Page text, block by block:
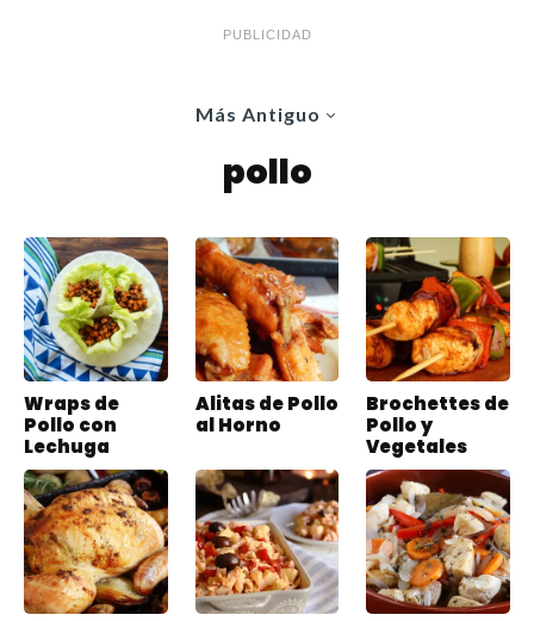
PUBLICIDAD
Más Antiguo
pollo
Wraps de
Pollo con
Lechuga
Alitas de Pollo
al Horno
Brochettes de
Pollo y
Vegetales